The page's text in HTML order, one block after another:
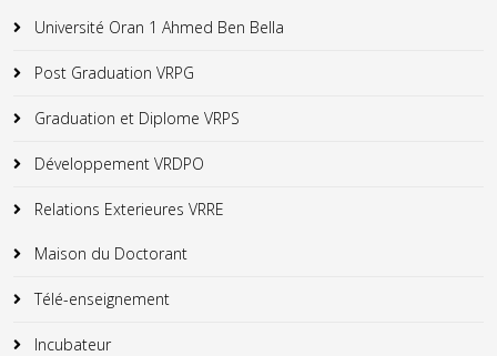
Université Oran 1 Ahmed Ben Bella
Post Graduation VRPG
Graduation et Diplome VRPS
Développement VRDPO
Relations Exterieures VRRE
Maison du Doctorant
Télé-enseignement
Incubateur